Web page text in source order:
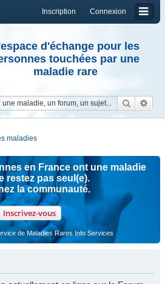
Connexion
Inscription
d'échange pour les
touchées par une
maladie rare
maladies
en France ont une maladie
restez pas seul(e).
la communauté.
Inscrivez-vous
de Maladies Rares Info Services